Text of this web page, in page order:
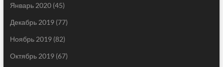
Январь 2020(45)
Декабрь 2019(77)
Ноябрь 2019(82)
Октябрь 2019(67)